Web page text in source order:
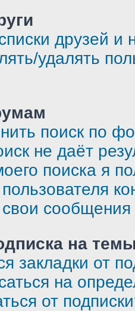
друзей и
удалять
поиск по
не даёт
поиска я
свои
на
закладки от
на
от